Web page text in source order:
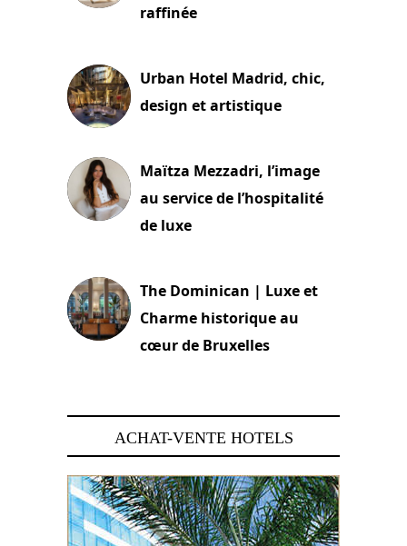
raffinée
Urban Hotel Madrid, chic,
design et artistique
Maïtza Mezzadri, l’image
au service de l’hospitalité
de luxe
The Dominican | Luxe et
Charme historique au
cœur de Bruxelles
ACHAT-VENTE HOTELS